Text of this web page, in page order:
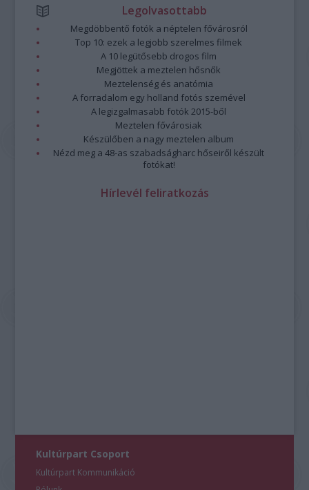
Legolvasottabb
Megdöbbentő fotók a néptelen fővárosról
Top 10: ezek a legjobb szerelmes filmek
A 10 legütősebb drogos film
Megjöttek a meztelen hősnők
Meztelenség és anatómia
A forradalom egy holland fotós szemével
A legizgalmasabb fotók 2015-ből
Meztelen fővárosiak
Készülőben a nagy meztelen album
Nézd meg a 48-as szabadságharc hőseiről készült
fotókat!
Hírlevél feliratkozás
Kultúrpart Csoport
Kultúrpart Kommunikáció